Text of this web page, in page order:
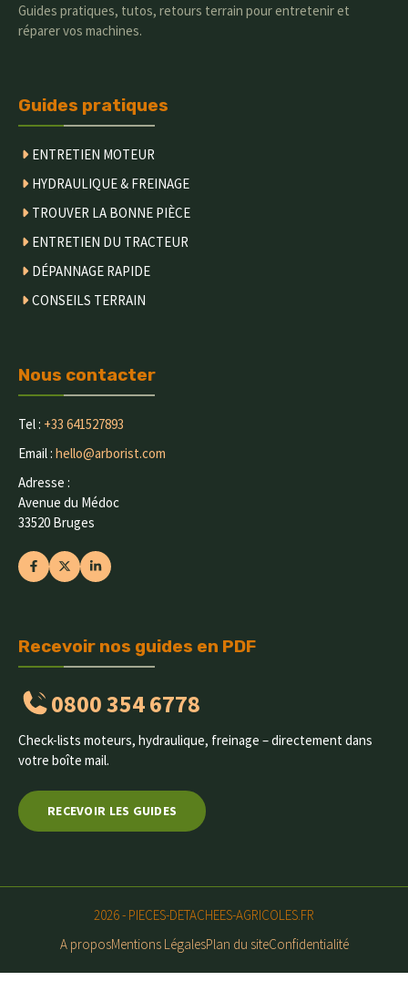
Guides pratiques, tutos, retours terrain pour entretenir et
réparer vos machines.
Guides pratiques
ENTRETIEN MOTEUR
HYDRAULIQUE & FREINAGE
TROUVER LA BONNE PIÈCE
ENTRETIEN DU TRACTEUR
DÉPANNAGE RAPIDE
CONSEILS TERRAIN
Nous contacter
Tel : +33 641527893
Email : hello@arborist.com
Adresse :
Avenue du Médoc
33520 Bruges
Recevoir nos guides en PDF
0800 354 6778
Check-lists moteurs, hydraulique, freinage – directement dans
votre boîte mail.
RECEVOIR LES GUIDES
2026 - PIECES-DETACHEES-AGRICOLES.FR
A proposMentions LégalesPlan du siteConfidentialité